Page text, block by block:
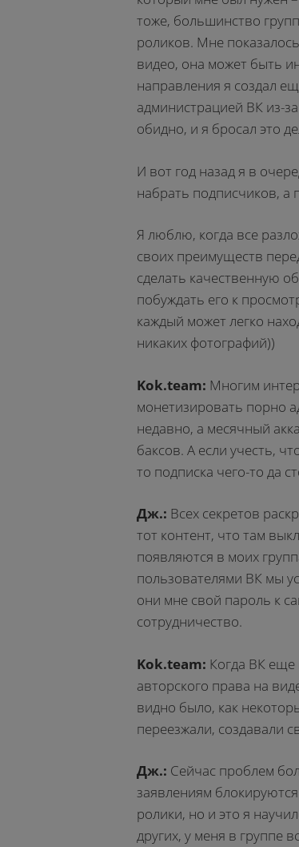
тоже, большинство
роликов. Мне
видео, она может быть
направления я создал
администрацией ВК из-
обидно, и я бросал это
И вот год назад я в
набрать подписчиков, а
Я люблю, когда все
своих преимуществ
сделать качественную
побуждать его к
каждый может легко
никаких фотографий))
Kok.team: Многим
монетизировать порно
недавно, а месячный
баксов. А если учесть,
то подписка чего-то да
Дж.: Всех секретов
тот контент, что там
появляются в моих
пользователями ВК мы
они мне свой пароль к
сотрудничество.
Kok.team: Когда ВК
авторского права на
видно было, как
переезжали, создавали
Дж.: Сейчас проблем
заявлениям
ролики, но и это я
других, у меня в группе